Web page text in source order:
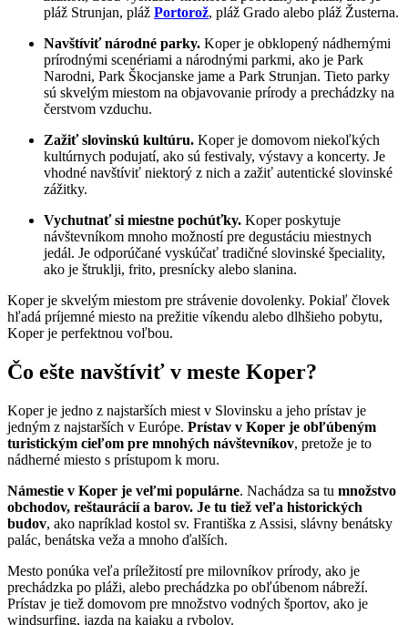
pláž Strunjan, pláž Portorož, pláž Grado alebo pláž Žusterna.
Navštíviť národné parky. Koper je obklopený nádhernými
prírodnými scenériami a národnými parkmi, ako je Park
Narodni, Park Škocjanske jame a Park Strunjan. Tieto parky
sú skvelým miestom na objavovanie prírody a prechádzky na
čerstvom vzduchu.
Zažiť slovinskú kultúru. Koper je domovom niekoľkých
kultúrnych podujatí, ako sú festivaly, výstavy a koncerty. Je
vhodné navštíviť niektorý z nich a zažiť autentické slovinské
zážitky.
Vychutnať si miestne pochúťky. Koper poskytuje
návštevníkom mnoho možností pre degustáciu miestnych
jedál. Je odporúčané vyskúčať tradičné slovinské špeciality,
ako je štruklji, frito, presnícky alebo slanina.
Koper je skvelým miestom pre strávenie dovolenky. Pokiaľ človek
hľadá príjemné miesto na prežitie víkendu alebo dlhšieho pobytu,
Koper je perfektnou voľbou.
Čo ešte navštíviť v meste Koper?
Koper je jedno z najstarších miest v Slovinsku a jeho prístav je
jedným z najstarších v Európe. Prístav v Koper je obľúbeným
turistickým cieľom pre mnohých návštevníkov, pretože je to
nádherné miesto s prístupom k moru.
Námestie v Koper je veľmi populárne. Nachádza sa tu množstvo
obchodov, reštaurácií a barov. Je tu tiež veľa historických
budov, ako napríklad kostol sv. Františka z Assisi, slávny benátsky
palác, benátska veža a mnoho ďalších.
Mesto ponúka veľa príležitostí pre milovníkov prírody, ako je
prechádzka po pláži, alebo prechádzka po obľúbenom nábreží.
Prístav je tiež domovom pre množstvo vodných športov, ako je
windsurfing, jazda na kajaku a rybolov.